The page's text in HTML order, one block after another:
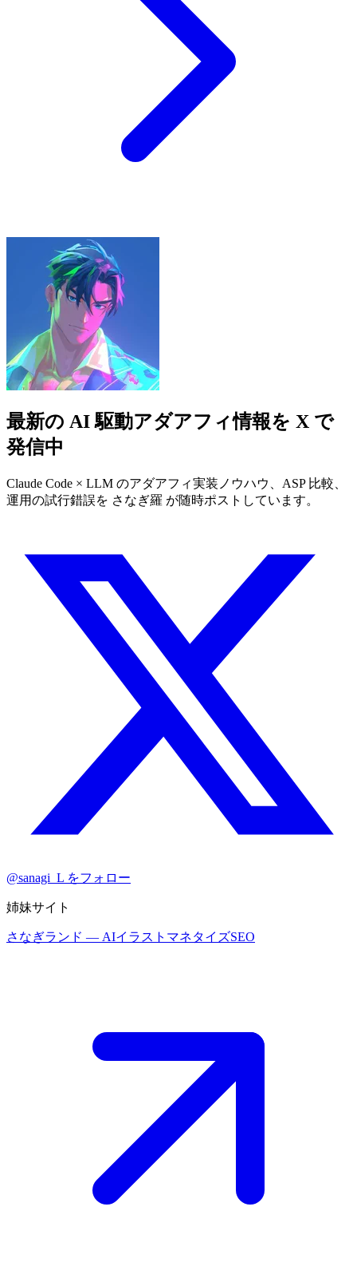
最新の AI 駆動アダアフィ情報を X で
発信中
Claude Code × LLM のアダアフィ実装ノウハウ、ASP 比較、
運用の試行錯誤を さなぎ羅 が随時ポストしています。
@sanagi_L をフォロー
姉妹サイト
さなぎランド — AIイラストマネタイズSEO